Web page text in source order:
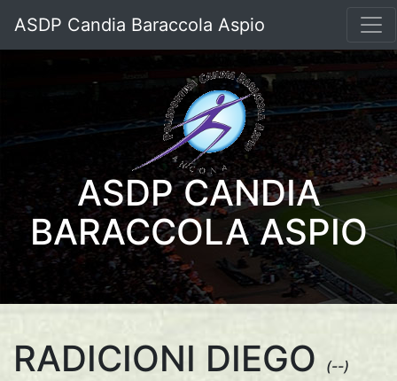
ASDP Candia Baraccola Aspio
ASDP CANDIA
BARACCOLA ASPIO
RADICIONI DIEGO (--)